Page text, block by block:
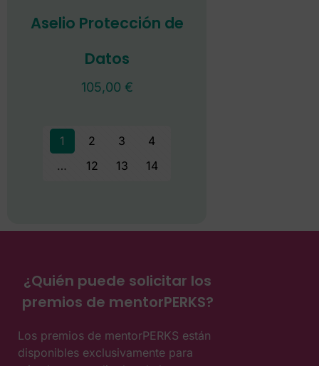
Aselio Protección de
Datos
105,00 €
1 2 3
4
…
12 13 14
¿Quién puede solicitar los
premios de mentorPERKS?
Los premios de mentorPERKS están
disponibles exclusivamente para